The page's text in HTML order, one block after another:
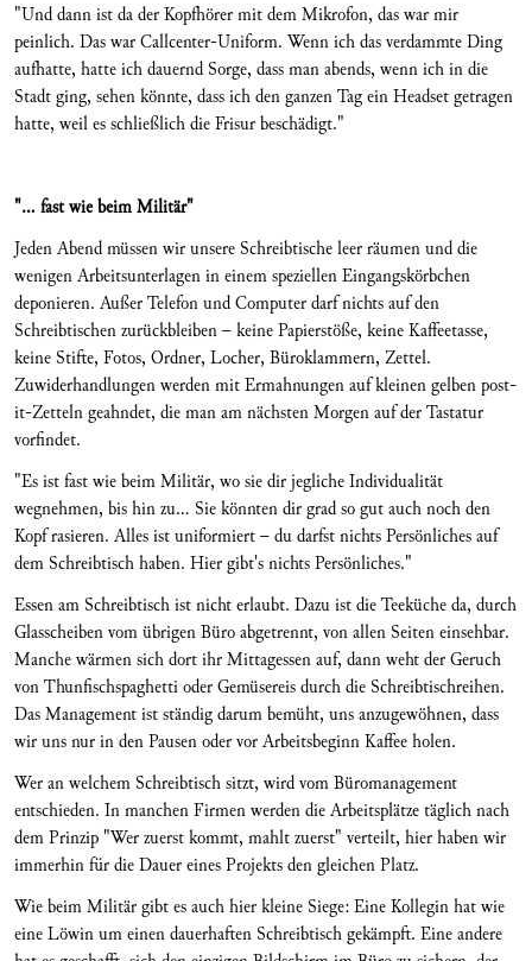
"Und dann ist da der Kopfhörer mit dem Mikrofon, das war mir
peinlich. Das war Callcenter-Uniform. Wenn ich das verdammte Ding
aufhatte, hatte ich dauernd Sorge, dass man abends, wenn ich in die
Stadt ging, sehen könnte, dass ich den ganzen Tag ein Headset getragen
hatte, weil es schließlich die Frisur beschädigt."
"... fast wie beim Militär"
Jeden Abend müssen wir unsere Schreibtische leer räumen und die
wenigen Arbeitsunterlagen in einem speziellen Eingangskörbchen
deponieren. Außer Telefon und Computer darf nichts auf den
Schreibtischen zurückbleiben – keine Papierstöße, keine Kaffeetasse,
keine Stifte, Fotos, Ordner, Locher, Büroklammern, Zettel.
Zuwiderhandlungen werden mit Ermahnungen auf kleinen gelben post-
it-Zetteln geahndet, die man am nächsten Morgen auf der Tastatur
vorfindet.
"Es ist fast wie beim Militär, wo sie dir jegliche Individualität
wegnehmen, bis hin zu... Sie könnten dir grad so gut auch noch den
Kopf rasieren. Alles ist uniformiert – du darfst nichts Persönliches auf
dem Schreibtisch haben. Hier gibt's nichts Persönliches."
Essen am Schreibtisch ist nicht erlaubt. Dazu ist die Teeküche da, durch
Glasscheiben vom übrigen Büro abgetrennt, von allen Seiten einsehbar.
Manche wärmen sich dort ihr Mittagessen auf, dann weht der Geruch
von Thunfischspaghetti oder Gemüsereis durch die Schreibtischreihen.
Das Management ist ständig darum bemüht, uns anzugewöhnen, dass
wir uns nur in den Pausen oder vor Arbeitsbeginn Kaffee holen.
Wer an welchem Schreibtisch sitzt, wird vom Büromanagement
entschieden. In manchen Firmen werden die Arbeitsplätze täglich nach
dem Prinzip "Wer zuerst kommt, mahlt zuerst" verteilt, hier haben wir
immerhin für die Dauer eines Projekts den gleichen Platz.
Wie beim Militär gibt es auch hier kleine Siege: Eine Kollegin hat wie
eine Löwin um einen dauerhaften Schreibtisch gekämpft. Eine andere